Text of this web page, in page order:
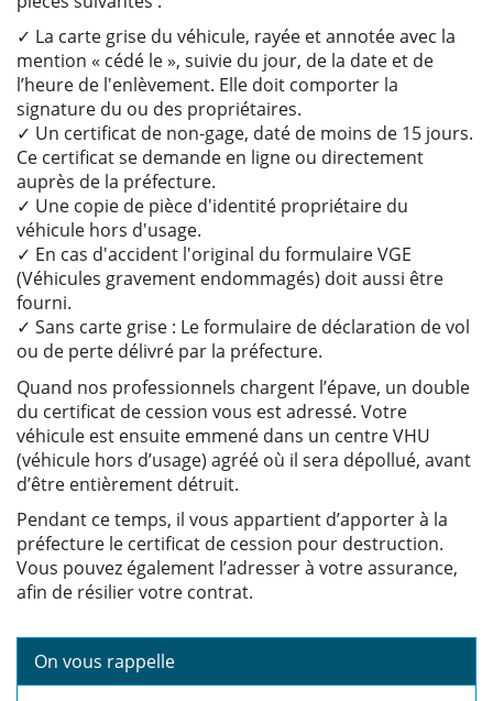
✓ La carte grise du véhicule, rayée et annotée avec la
mention « cédé le », suivie du jour, de la date et de
l’heure de l'enlèvement. Elle doit comporter la
signature du ou des propriétaires.
✓ Un certificat de non-gage, daté de moins de 15 jours.
Ce certificat se demande en ligne ou directement
auprès de la préfecture.
✓ Une copie de pièce d'identité propriétaire du
véhicule hors d'usage.
✓ En cas d'accident l'original du formulaire VGE
(Véhicules gravement endommagés) doit aussi être
fourni.
✓ Sans carte grise : Le formulaire de déclaration de vol
ou de perte délivré par la préfecture.
Quand nos professionnels chargent l’épave, un double
du certificat de cession vous est adressé. Votre
véhicule est ensuite emmené dans un centre VHU
(véhicule hors d’usage) agréé où il sera dépollué, avant
d’être entièrement détruit.
Pendant ce temps, il vous appartient d’apporter à la
préfecture le certificat de cession pour destruction.
Vous pouvez également l’adresser à votre assurance,
afin de résilier votre contrat.
On vous rappelle